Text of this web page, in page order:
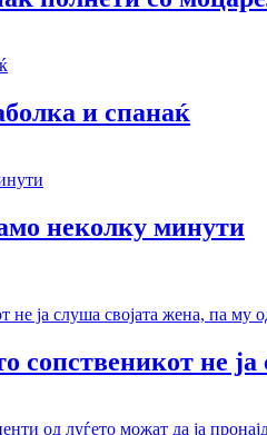
и спанаќ
неколку минути
сопственикот не